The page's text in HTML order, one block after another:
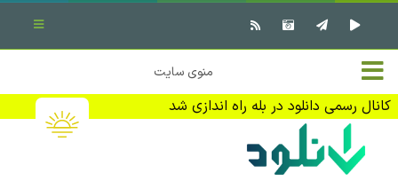
خانه
تماس با ما
تبلیغات
منوی سایت
کانال رسمی دانلود در بله راه اندازی شد
✖ بستن منو
نرم افزار کامپیوتر
بازی کامپیوتر